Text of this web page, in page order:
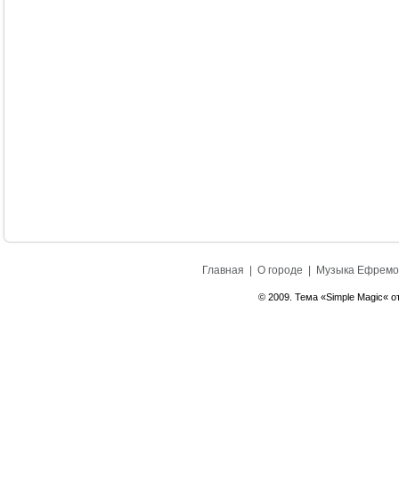
Главная О городе Музыка
© 2009. Тема «Simple Magic«